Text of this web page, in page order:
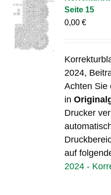
Seite 15
0,00€
2024,
Achten Sie
in
Drucker
auf
2024 -